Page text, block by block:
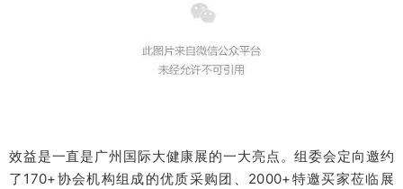
效益是一直是广州国际大健康展的一大亮点。组委会定向邀约
了170+协会机构组成的优质采购团、2000+特邀买家莅临展